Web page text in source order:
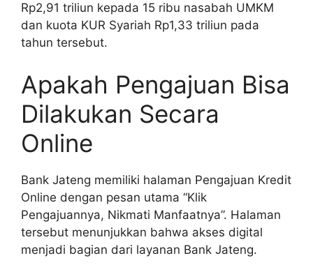
Rp2,91 triliun kepada 15 ribu nasabah UMKM
dan kuota KUR Syariah Rp1,33 triliun pada
tahun tersebut.
Apakah Pengajuan Bisa
Dilakukan Secara
Online
Bank Jateng memiliki halaman Pengajuan Kredit
Online dengan pesan utama “Klik
Pengajuannya, Nikmati Manfaatnya”. Halaman
tersebut menunjukkan bahwa akses digital
menjadi bagian dari layanan Bank Jateng.